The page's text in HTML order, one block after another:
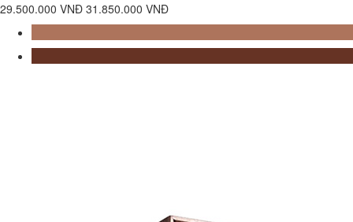
29.500.000 VNĐ 31.850.000 VNĐ